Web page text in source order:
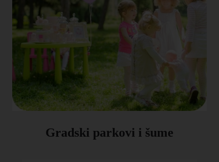
Gradski parkovi i šume